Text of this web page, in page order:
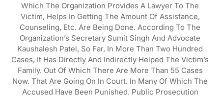
Which The Organization Provides A Lawyer To The
Victim, Helps In Getting The Amount Of Assistance,
Counseling, Etc. Are Being Done. According To The
Organization’s Secretary Sumit Singh And Advocate
Kaushalesh Patel, So Far, In More Than Two Hundred
Cases, It Has Directly And Indirectly Helped The Victim’s
Family. Out Of Which There Are More Than 55 Cases
Now. That Are Going On In Court. In Many Of Which The
Accused Have Been Punished. Public Prosecution